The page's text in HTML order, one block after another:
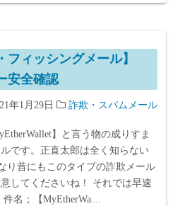
フィッシングメール】
安全確認
年1月29日 詐欺・スパムメール
】と言う物の成りすま
です。正直太郎は全く知らない
り昔にもこのタイプの詐欺メール
してくださいね！ それでは早速
件名；【MyEtherWa…